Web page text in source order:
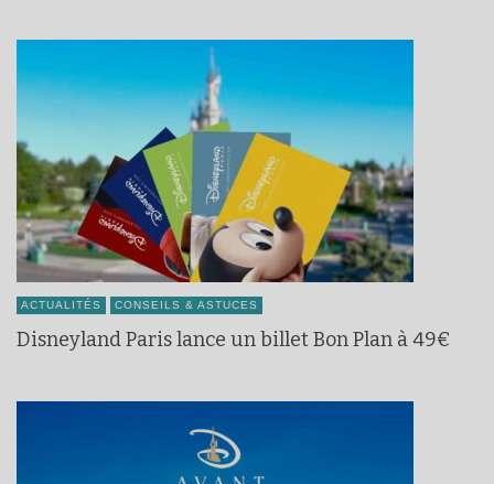
ACTUALITÉS CONSEILS & ASTUCES
Disneyland Paris lance un billet Bon Plan à 49€